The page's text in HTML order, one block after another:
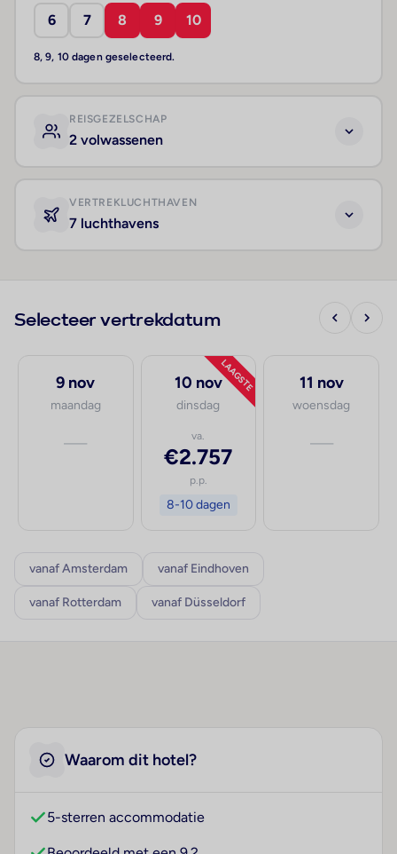
6 7 8 9 10
8, 9, 10 dagen geselecteerd.
REISGEZELSCHAP
2 volwassenen
VERTREKLUCHTHAVEN
7 luchthavens
Selecteer vertrekdatum
9 nov
maandag
—
LAAGSTE
10 nov
dinsdag
va.
€2.757
p.p.
8-10 dagen
11 nov
woensdag
—
vanaf Amsterdam vanaf Eindhoven
vanaf Rotterdam vanaf Düsseldorf
Waarom dit hotel?
5-sterren accommodatie